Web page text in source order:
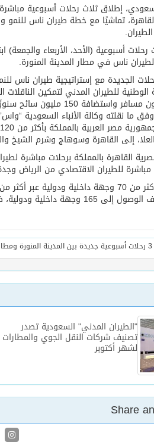
إطلاق ثلاث رحلات أسبوعية مباشرة
تماشيًا مع خطة طيران ناس للنمو
ناس في مطار المدينة المنورة.
الجديدة مع إستراتيجية طيران ناس
ما نقلته وكالة الأنباء السعودية
إلى القاهرة وسوهاج وشرم الشيخ
القاهرة بالمملكة برحلات
للطيران الاقتصادي من الرياض
"الطيران المدني" السعودية تصدر
تصنيف شركات النقل الجوي والمطارات
لشهر أكتوبر